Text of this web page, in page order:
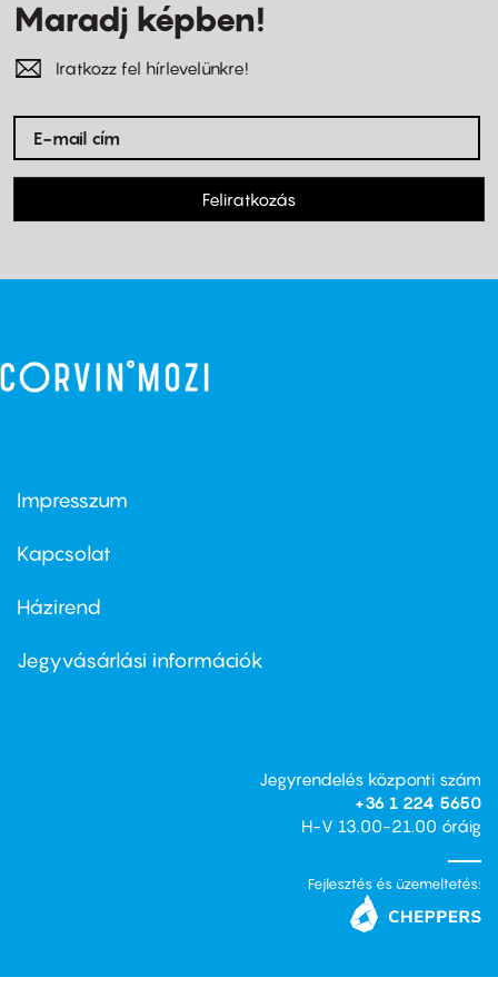
Maradj képben!
Iratkozz fel hírlevelünkre!
Feliratkozás
Footer
first
Impresszum
Kapcsolat
Footer
second
Házirend
Jegyvásárlási információk
Jegyrendelés központi szám
+36 1 224 5650
H-V 13.00-21.00 óráig
Fejlesztés és üzemeltetés: